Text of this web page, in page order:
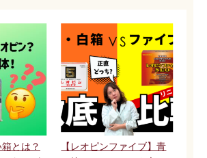
とは？
【レオピンファイブ】青